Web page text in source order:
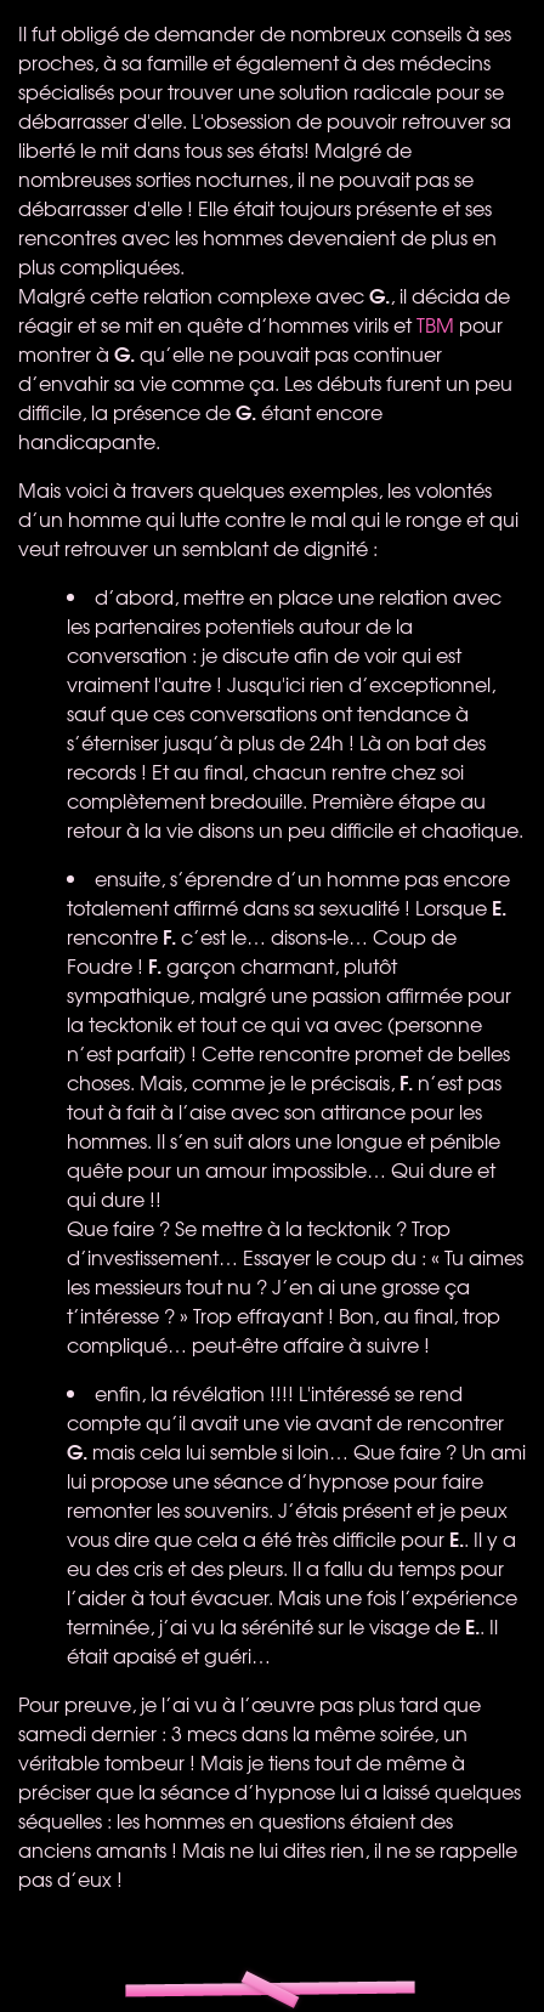
Il fut obligé de demander de nombreux conseils à ses
proches, à sa famille et également à des médecins
spécialisés pour trouver une solution radicale pour se
débarrasser d'elle. L'obsession de pouvoir retrouver sa
liberté le mit dans tous ses états! Malgré de
nombreuses sorties nocturnes, il ne pouvait pas se
débarrasser d'elle ! Elle était toujours présente et ses
rencontres avec les hommes devenaient de plus en
plus compliquées.
Malgré cette relation complexe avecG., il décida de
réagir et se mit en quête d’hommes virils etTBM pour
montrer à G.qu’elle ne pouvait pas continuer
d’envahir sa vie comme ça. Les débuts furent un peu
difficile, la présence deG.étant encore
handicapante.
Mais voici à travers quelques exemples, les volontés
d’un homme qui lutte contre le mal qui le ronge et qui
veut retrouver un semblant de dignité :
d’abord, mettre en place une relation avec
les partenaires potentiels autour de la
conversation : je discute afin de voir qui est
vraiment l'autre ! Jusqu'ici rien d’exceptionnel,
sauf que ces conversations ont tendance à
s’éterniser jusqu’à plus de 24h ! Là on bat des
records ! Et au final, chacun rentre chez soi
complètement bredouille. Première étape au
retour à la vie disons un peu difficile et chaotique.
ensuite, s’éprendre d’un homme pas encore
totalement affirmé dans sa sexualité ! Lorsque E.
rencontre F.c’est le… disons-le… Coup de
Foudre ! F.garçon charmant, plutôt
sympathique, malgré une passion affirmée pour
la tecktonik et tout ce qui va avec (personne
n’est parfait) ! Cette rencontre promet de belles
choses. Mais, comme je le précisais, F. n’est pas
tout à fait à l’aise avec son attirance pour les
hommes. Il s’en suit alors une longue et pénible
quête pour un amour impossible… Qui dure et
qui dure !!
Que faire ? Se mettre à la tecktonik ? Trop
d’investissement… Essayer le coup du : « Tu aimes
les messieurs tout nu ? J’en ai une grosse ça
t’intéresse ? » Trop effrayant ! Bon, au final, trop
compliqué… peut-être affaire à suivre !
enfin, la révélation !!!! L'intéressé se rend
compte qu’il avait une vie avant de rencontrer
G. mais cela lui semble si loin… Que faire ? Un ami
lui propose une séance d’hypnose pour faire
remonter les souvenirs. J’étais présent et je peux
vous dire que cela a été très difficile pour E.. Il y a
eu des cris et des pleurs. Il a fallu du temps pour
l’aider à tout évacuer. Mais une fois l’expérience
terminée, j’ai vu la sérénité sur le visage de E.. Il
était apaisé et guéri…
Pour preuve, je l’ai vu à l’œuvre pas plus tard que
samedi dernier : 3 mecs dans la même soirée, un
véritable tombeur ! Mais je tiens tout de même à
préciser que la séance d’hypnose lui a laissé quelques
séquelles : les hommes en questions étaient des
anciens amants ! Mais ne lui dites rien, il ne se rappelle
pas d’eux !